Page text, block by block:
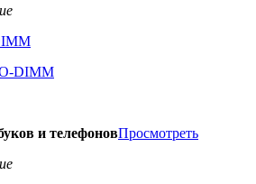
DIMM
и телефоновПросмотреть